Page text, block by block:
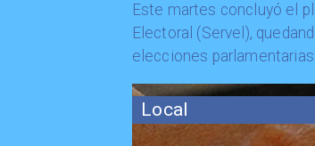
Local
​Este martes concluyó el
Electoral (Servel),
elecciones